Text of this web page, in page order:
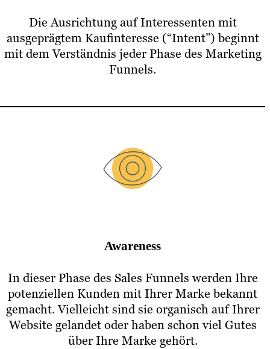
Die Ausrichtung auf Interessenten mit
ausgeprägtem Kaufinteresse (“Intent”) beginnt
mit dem Verständnis jeder Phase des Marketing
Funnels.
Awareness
In dieser Phase des Sales Funnels werden Ihre
potenziellen Kunden mit Ihrer Marke bekannt
gemacht. Vielleicht sind sie organisch auf Ihrer
Website gelandet oder haben schon viel Gutes
über Ihre Marke gehört.